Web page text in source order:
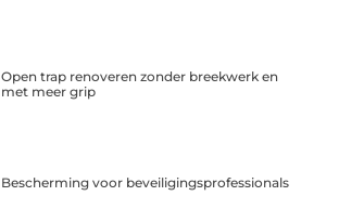
Open trap renoveren zonder breekwerk en
met meer grip
Bescherming voor beveiligingsprofessionals